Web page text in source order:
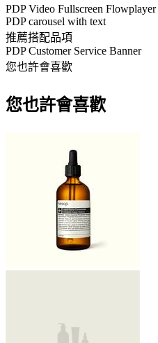
PDP Video Fullscreen Flowplayer
PDP carousel with text
推薦搭配品項
PDP Customer Service Banner
您也許會喜歡
您也許會喜歡